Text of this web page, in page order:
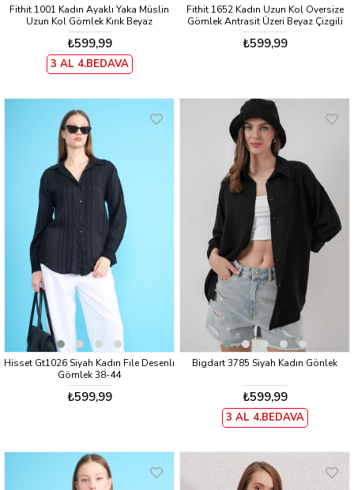
Fithit 1001 Kadın Ayaklı Yaka Müslin
Uzun Kol Gömlek Kırık Beyaz
₺599,99
3 AL 4.BEDAVA
Fithit 1652 Kadın Uzun Kol Oversize
Gömlek Antrasit Üzeri Beyaz Çizgili
₺599,99
Hisset Gt1026 Siyah Kadın Fıle Desenlı
Gömlek 38-44
₺599,99
Bigdart 3785 Siyah Kadın Gönlek
₺599,99
3 AL 4.BEDAVA